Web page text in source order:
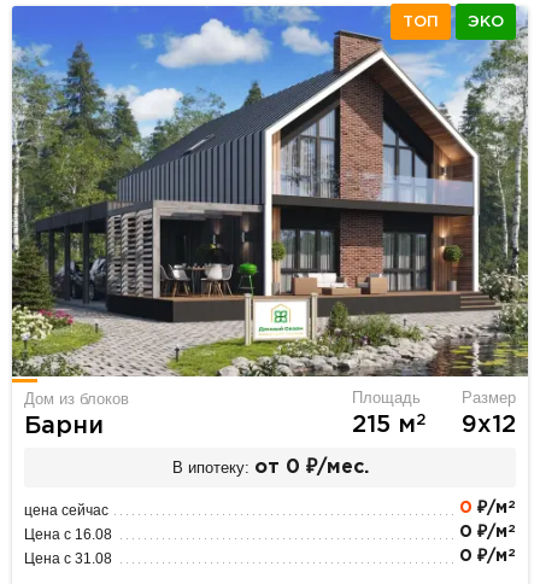
ТОП ЭКО
Дом из блоков
Барни
Площадь
215 м2
Размер
9х12
В ипотеку: от 0 ₽/мес.
цена сейчас 0 ₽/м 2
Цена с 16.08 0 ₽/м 2
Цена с 31.08 0 ₽/м 2